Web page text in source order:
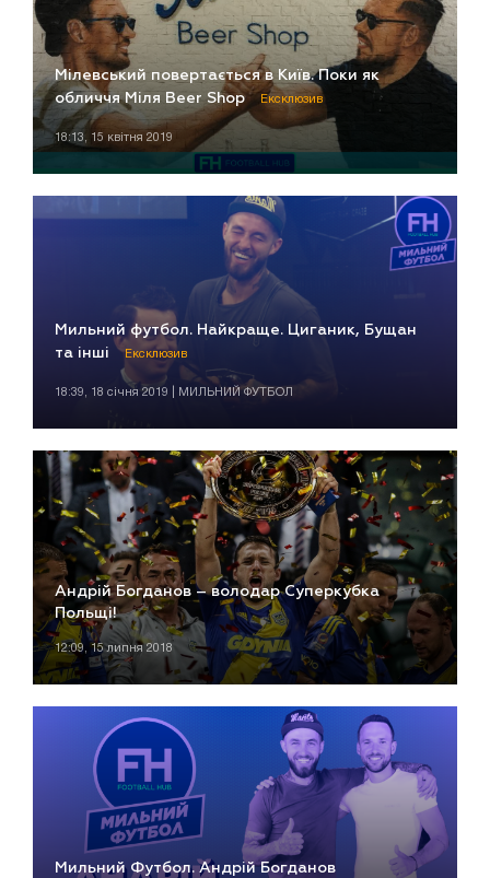
Мілевський повертається в Київ. Поки як
обличчя Міля Beer Shop
Ексклюзив
18:13, 15 квітня 2019
Мильний футбол. Найкраще. Циганик, Бущан
та інші
Ексклюзив
18:39, 18 січня 2019 | МИЛЬНИЙ ФУТБОЛ
Андрій Богданов – володар Суперкубка
Польщі!
12:09, 15 липня 2018
Мильний Футбол. Андрій Богданов